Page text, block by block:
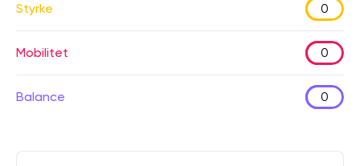
Styrke 0
Mobilitet 0
Balance 0